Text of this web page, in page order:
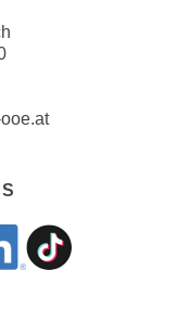
uns
siesie